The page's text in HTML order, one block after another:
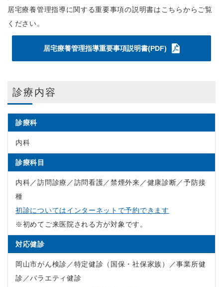
居宅療養管理指導に関する重要事項の説明書はこちらからご覧
ください。
居宅療養管理指導重要事項説明書(PDF)
診療内容
診療科
内科
診療科目
内科／訪問診療／訪問看護／禁煙外来／健康診断／予防接
種
初診についてはインターネットで予約できます
※初めてご来医院される方が対象です。
対応健診
岡山市がん検診／特定健診（国保・社保家族）／事業所健
診／バラエティ健診